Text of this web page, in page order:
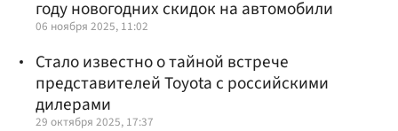
году новогодних скидок на автомобили
06 ноября 2025, 11:02
Стало известно о тайной встрече
представителей Toyota с российскими
дилерами
29 октября 2025, 17:37